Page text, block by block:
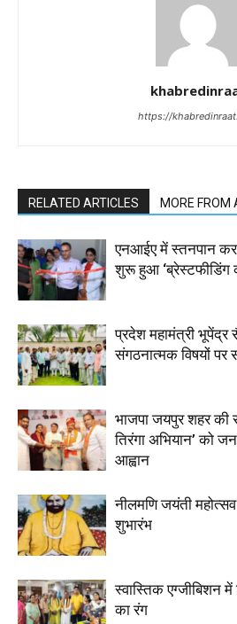
https://
RELATED ARTICLES MORE FROM
एनआईए में स्तनपान
शुरू हुआ ‘ब्रेस्टफीडिंग
प्रदेश महामंत्री भूपेंद्र
संगठनात्मक विषयों पर
भाजपा जयपुर शहर की
तिरंगा अभियान’ को
आह्वान
नीलमणि जयंती
शुभारंभ
स्वास्तिक एग्जीबिशन
का रंग